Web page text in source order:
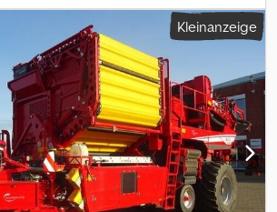
0060 DRL-BREMSE BER 26.5 0070
0080 NEIGUNGS-ATM 0090 BER RE+LI
ACHSE VERSTÄRKT 0110
ANH DEICHSEL ZUGKUGEL (D80) 0130
K80 0140 AUFNAHME 2 SECHSCHEIBEN
750-1500 0160 SCHAR-VERSTELLUNG KB150
330/400 600AFN 0180 SCHARE 2STI 600AFN
KB1500 2STI STSI 0200 MS 178BR.
DMF HALBE DT RW800 0220 AUTOPILOT
HYDR 0240 KRERO 35 BREIT
1500 0260 VA-SEITENBLECH IM SCHWR
Kleinanzeige